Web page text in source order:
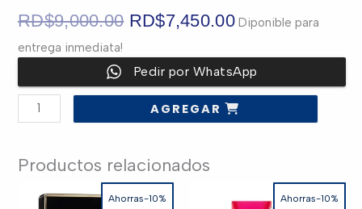
RD$9,000.00 El
precio
original
era:
RD$9,000.00.
RD$7,450.00El
precio
actual
es:
Diponible para
entrega inmediata!
Pedir por WhatsApp
La
Nuit
De
Men
By
Laurent
AGREGAR
Productos relacionados
Ahorras-10% Ahorras-10%